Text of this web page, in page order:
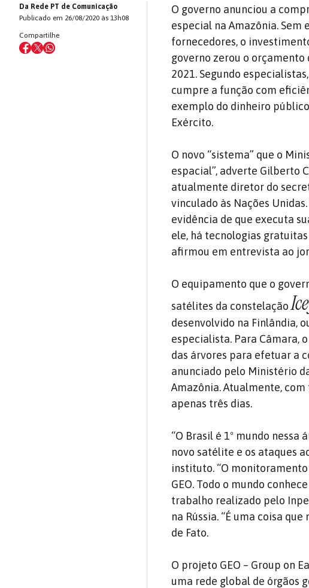
Da Rede PT de Comunicação
Publicado em 26/08/2020 às 13h08
Compartilhe
O governo anunciou a
especial na Amazônia.
fornecedores, o
governo zerou o orçamento
2021. Segundo
cumpre a função com
exemplo do dinheiro
Exército.
O novo “sistema” que o
espacial”, adverte Gilberto
atualmente diretor do
vinculado às Nações
evidência de que executa
ele, há tecnologias
afirmou em entrevista ao
O equipamento que o
satélites da constelação
desenvolvido na Finlândia,
especialista. Para Câmara,
das árvores para efetuar a
anunciado pelo Ministério
Amazônia. Atualmente,
apenas três dias.
“O Brasil é 1º mundo
novo satélite e os ataques
instituto. “O
GEO. Todo o mundo
trabalho realizado pelo Inpe
na Rússia. “É uma coisa
de Fato.
O projeto GEO – Group on
uma rede global de órgãos